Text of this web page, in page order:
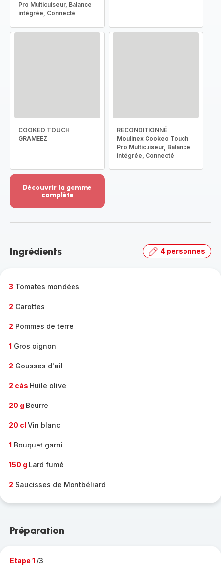
Pro Multicuiseur, Balance
intégrée, Connecté
COOKEO TOUCH
GRAMEEZ
RECONDITIONNÉ
Moulinex Cookeo Touch
Pro Multicuiseur, Balance
intégrée, Connecté
Découvrir la gamme
complète
-
gamme
Ingrédients 4 personnes
3 Tomates mondées
2 Carottes
2 Pommes de terre
1 Gros oignon
2 Gousses d'ail
2 càs Huile olive
20 g Beurre
20 cl Vin blanc
1 Bouquet garni
150 g Lard fumé
2 Saucisses de Montbéliard
Préparation
Etape 1 /3